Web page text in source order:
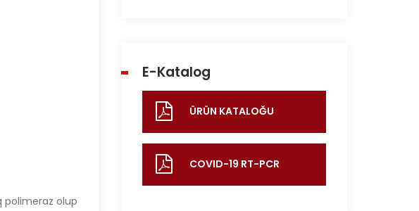
polimeraz olup
E-Katalog
ÜRÜN KATALOĞU
COVID-19 RT-PCR